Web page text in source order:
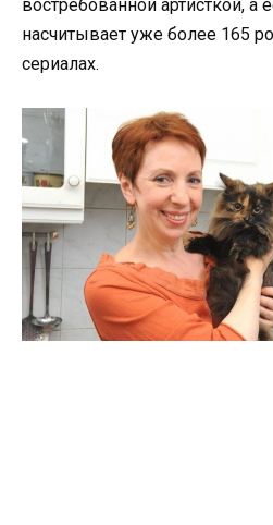
востребованной артисткой, а
насчитывает уже более 165
сериалах.